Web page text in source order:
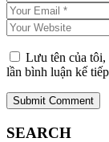
Lưu tên của tôi,
lần bình luận kế
SEARCH